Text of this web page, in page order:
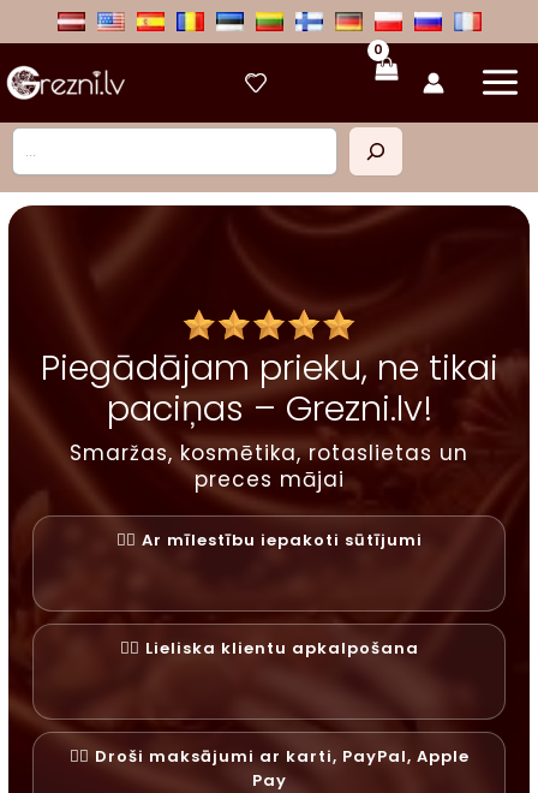
Meklēt
Piegādājam prieku, ne tikai
paciņas – Grezni.lv!
Smaržas, kosmētika, rotaslietas un
preces mājai
✓⃝ Ar mīlestību iepakoti sūtījumi
✓⃝ Lieliska klientu apkalpošana
✓⃝ Droši maksājumi ar karti, PayPal, Apple
Pay